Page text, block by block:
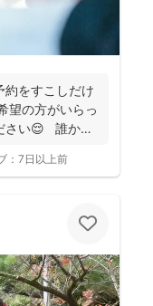
約をすこしだけ
望の方がいらっ
さい😌 誰かに
： 7日以上前